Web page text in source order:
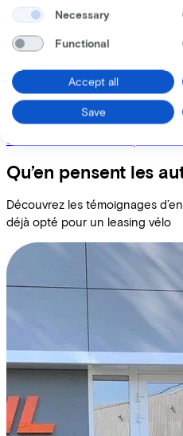
Employé
Je voudrais un vélo de leasing
employeur
Revendeur de vélos
Je voudrais devenir un
Qu’en pensent les
Découvrez les témoignages
déjà opté pour un leasing vélo
Necessary
Functional
Accept all
Save